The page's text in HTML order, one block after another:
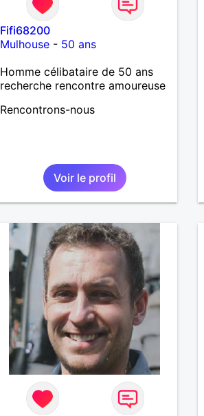
Fifi68200
Mulhouse- 50 ans
Homme célibataire de 50 ans
recherche rencontre amoureuse
Rencontrons-nous
Voir le profil